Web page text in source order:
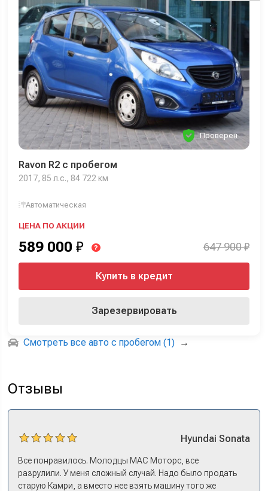
Проверен
Ravon R2 с пробегом
2017, 85 л.с., 84 722 км
Автоматическая
ЦЕНА ПО АКЦИИ
589 000 ₽ ? 647 900 ₽
Купить в кредит
Зарезервировать
Смотреть все авто с пробегом (1) →
Отзывы
Hyundai Sonata
Все понравилось. Молодцы МАС Моторс, все
разрулили. У меня сложный случай. Надо было продать
старую Камри, а вместо нее взять машину того же